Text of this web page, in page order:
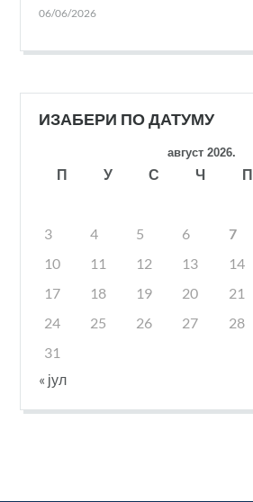
06/06/2026
ИЗАБЕРИ ПО ДАТУМУ
август 2026.
П У С Ч П
3
4 5 6 7
10
11 12 13 14
17
18 19 20 21
24
25 26 27 28
31
« јул